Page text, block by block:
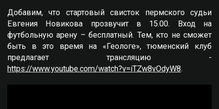
Добавим, что стартовый свисток пермского судьи
Евгения Новикова прозвучит в 15.00. Вход на
футбольную арену – бесплатный. Тем, кто не сможет
быть в это время на «Геологе», тюменский клуб
предлагает трансляцию -
https://www.youtube.com/watch?v=iTZw8vOdyW8.